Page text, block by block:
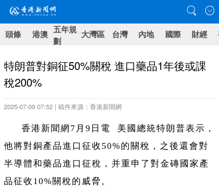
頭條 港澳 五年規
劃
大灣區 台灣 內地 國際 財經
特朗普對銅征50%關稅 進口藥品1年後或課
稅200%
2025-07-09 07:52 | 稿件來源：香港新聞網
香港新聞網7月9日電 美國總統特朗普表示，
他將對銅產品進口征收50%的關稅，之後還會對
半導體和藥品進口征稅，并重申了對金磚國家產
品征收10%關稅的威脅。